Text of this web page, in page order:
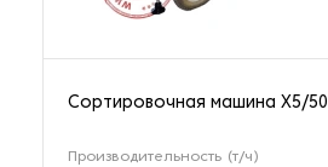
Сортировочная машина X5/50
Производительность (т/ч)